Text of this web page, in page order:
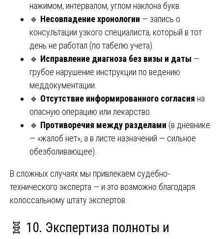
нажимом, интервалом, углом наклона букв.
🔹 Несовпадение хронологии — запись о
консультации узкого специалиста, который в тот
день не работал (по табелю учета).
🔹 Исправление диагноза без визы и даты —
грубое нарушение инструкции по ведению
меддокументации.
🔹 Отсутствие информированного согласия на
опасную операцию или лекарство.
🔹 Противоречия между разделами (в дневнике
— «жалоб нет», а в листе назначений — сильное
обезболивающее).
В сложных случаях мы привлекаем судебно-
технического эксперта — и это возможно благодаря
колоссальному штату экспертов.
🧬 10. Экспертиза полноты и